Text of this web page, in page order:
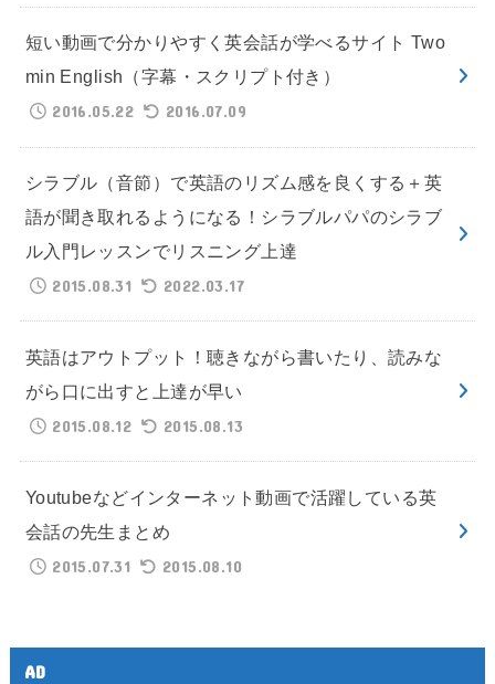
短い動画で分かりやすく英会話が学べるサイト Two
min English（字幕・スクリプト付き）
2016.05.22
2016.07.09
シラブル（音節）で英語のリズム感を良くする＋英
語が聞き取れるようになる！シラブルパパのシラブ
ル入門レッスンでリスニング上達
2015.08.31
2022.03.17
英語はアウトプット！聴きながら書いたり、読みな
がら口に出すと上達が早い
2015.08.12
2015.08.13
Youtubeなどインターネット動画で活躍している英
会話の先生まとめ
2015.07.31
2015.08.10
AD